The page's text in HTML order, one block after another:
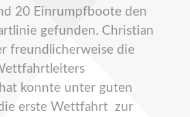
20 Einrumpfboote den
gefunden. Christian
freundlicherweise die
konnte unter guten
erste Wettfahrt zur